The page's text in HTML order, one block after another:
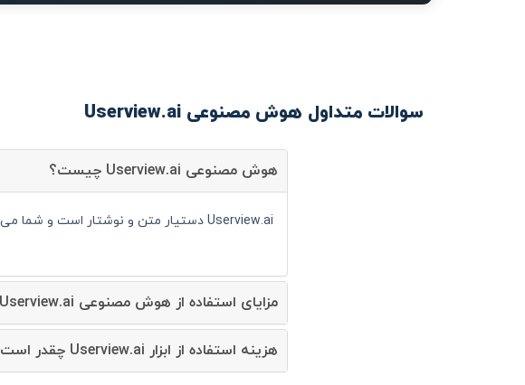
سوالات متداول هوش مصنوعی Userview.ai
هوش مصنوعی Userview.ai چیست؟
Userview.ai دستیار متن و نوشتار است و شما می توانید با کمک آن سرعت انجام کارهای خود را به صورت قابل توجهی افزایش دهید.
مزایای استفاده از هوش مصنوعی Userview.ai چیست؟
هزینه استفاده از ابزار Userview.ai چقدر است؟